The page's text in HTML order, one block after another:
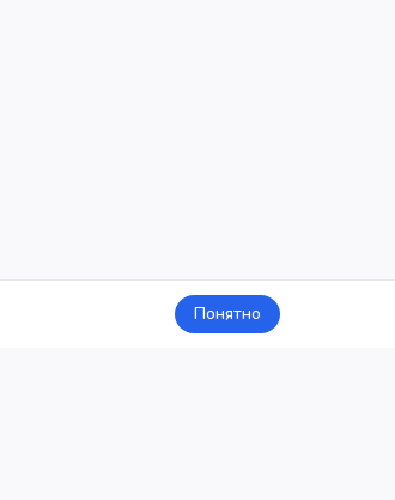
Понятно